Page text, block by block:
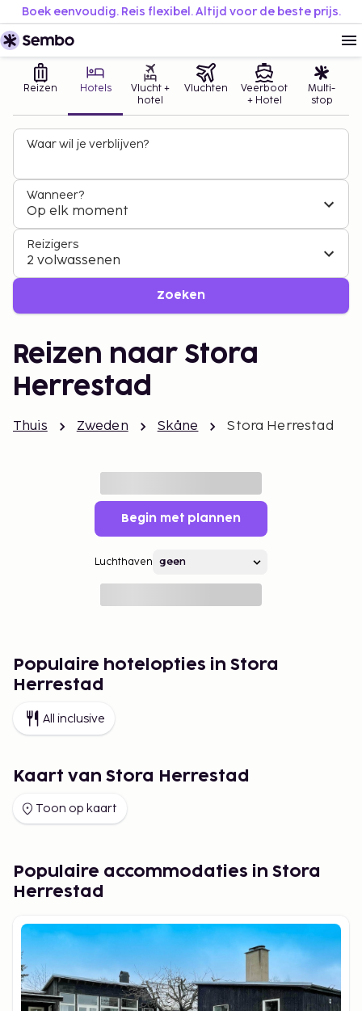
Boek eenvoudig. Reis flexibel. Altijd voor de beste prijs.
Reizen Hotels
Vlucht +
hotel
Vluchten
Veerboot
+ Hotel
Multi-
stop
Waar wil je verblijven?
Wanneer?
Op elk moment
Reizigers
2 volwassenen
Zoeken
Reizen naar Stora
Herrestad
Thuis Zweden Skåne Stora Herrestad
Begin met plannen
Luchthaven
Populaire hotelopties in Stora
Herrestad
All inclusive
Kaart van Stora Herrestad
Toon op kaart
Populaire accommodaties in Stora
Herrestad